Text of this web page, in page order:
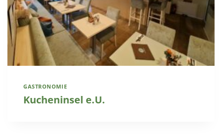
GASTRONOMIE
Kucheninsel e.U.